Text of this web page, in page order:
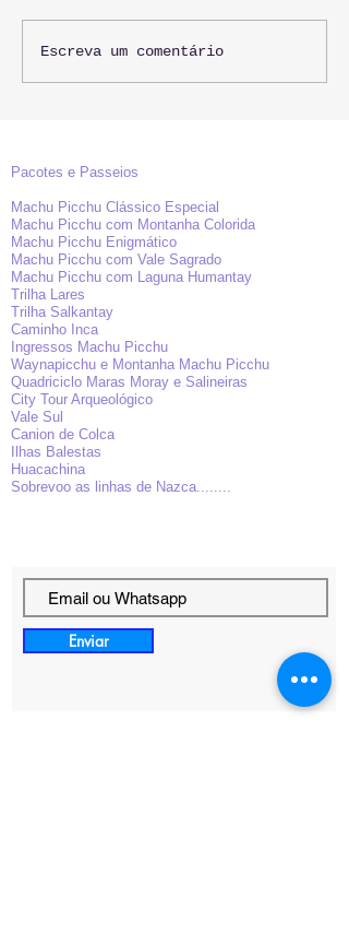
Machu Picchu 2019 :
Fique por dentro das
Escreva um comentário
Enviar
Pacotes e Passeios
Machu Picchu Clássico Especial
Machu Picchu com Montanha Colorida
Machu Picchu Enigmático
Machu Picchu com Vale Sagrado
Machu Picchu com Laguna Humantay
Trilha Lares
Trilha Salkantay
Caminho Inca
Ingressos Machu Picchu
Waynapicchu e Montanha Machu Picchu
Quadriciclo Maras Moray e Salineiras
City Tour Arqueológico
Vale Sul
Canion de Colca
Ilhas Balestas
Huacachina
Sobrevoo as linhas de Nazca........